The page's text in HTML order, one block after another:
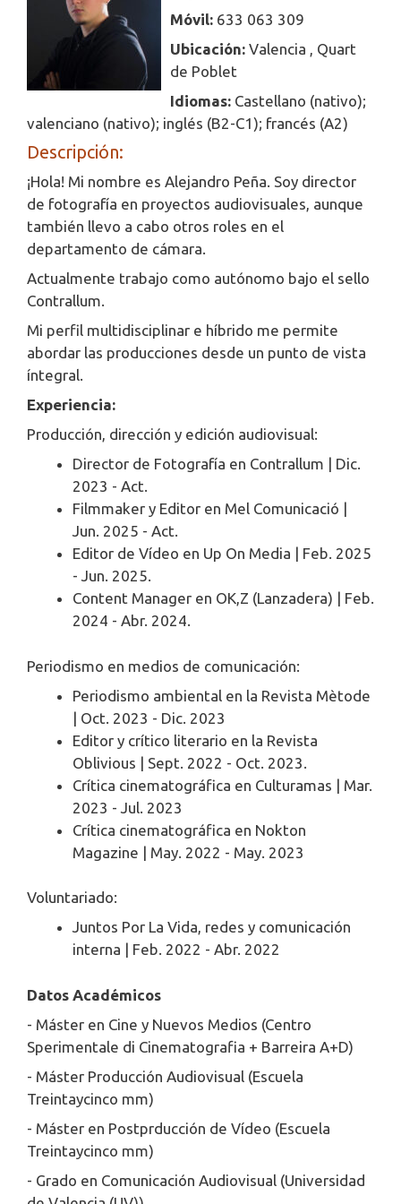
Móvil: 633 063 309
Ubicación: Valencia , Quart
de Poblet
Idiomas: Castellano (nativo);
valenciano (nativo); inglés (B2-C1); francés (A2)
Descripción:
¡Hola! Mi nombre es Alejandro Peña. Soy director
de fotografía en proyectos audiovisuales, aunque
también llevo a cabo otros roles en el
departamento de cámara.
Actualmente trabajo como autónomo bajo el sello
Contrallum.
Mi perfil multidisciplinar e híbrido me permite
abordar las producciones desde un punto de vista
íntegral.
Experiencia:
Producción, dirección y edición audiovisual:
Director de Fotografía en Contrallum | Dic.
2023 - Act.
Filmmaker y Editor en Mel Comunicació |
Jun. 2025 - Act.
Editor de Vídeo en Up On Media | Feb. 2025
- Jun. 2025.
Content Manager en OK,Z (Lanzadera) | Feb.
2024 - Abr. 2024.
Periodismo en medios de comunicación:
Periodismo ambiental en la Revista Mètode
| Oct. 2023 - Dic. 2023
Editor y crítico literario en la Revista
Oblivious | Sept. 2022 - Oct. 2023.
Crítica cinematográfica en Culturamas | Mar.
2023 - Jul. 2023
Crítica cinematográfica en Nokton
Magazine | May. 2022 - May. 2023
Voluntariado:
Juntos Por La Vida, redes y comunicación
interna | Feb. 2022 - Abr. 2022
Datos Académicos
- Máster en Cine y Nuevos Medios (Centro
Sperimentale di Cinematografia + Barreira A+D)
- Máster Producción Audiovisual (Escuela
Treintaycinco mm)
- Máster en Postprducción de Vídeo (Escuela
Treintaycinco mm)
- Grado en Comunicación Audiovisual (Universidad